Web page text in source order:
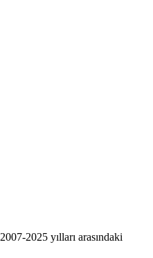
2007-2025 yılları arasındaki